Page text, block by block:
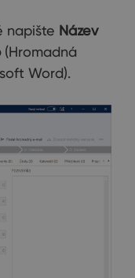
napište Název
(Hromadná
Word).